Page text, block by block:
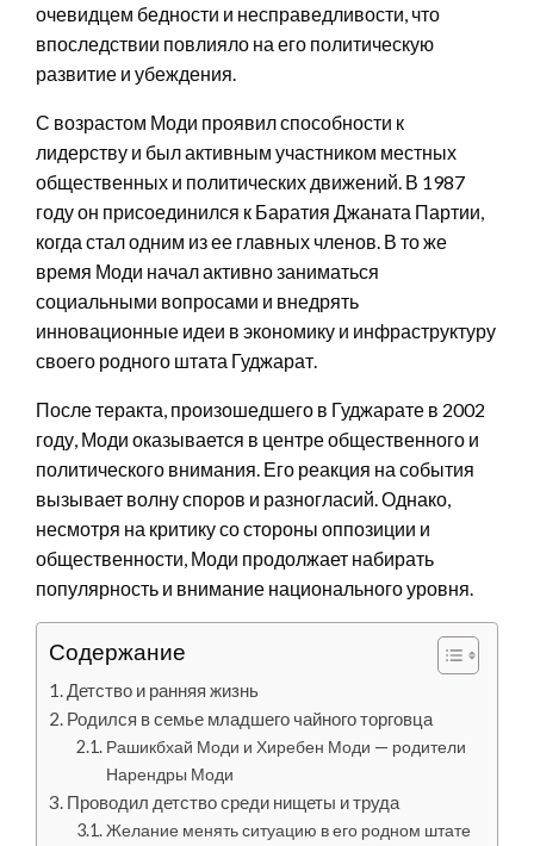
очевидцем бедности и несправедливости, что
впоследствии повлияло на его политическую
развитие и убеждения.
С возрастом Моди проявил способности к
лидерству и был активным участником местных
общественных и политических движений. В 1987
году он присоединился к Баратия Джаната Партии,
когда стал одним из ее главных членов. В то же
время Моди начал активно заниматься
социальными вопросами и внедрять
инновационные идеи в экономику и инфраструктуру
своего родного штата Гуджарат.
После теракта, произошедшего в Гуджарате в 2002
году, Моди оказывается в центре общественного и
политического внимания. Его реакция на события
вызывает волну споров и разногласий. Однако,
несмотря на критику со стороны оппозиции и
общественности, Моди продолжает набирать
популярность и внимание национального уровня.
Содержание
Детство и ранняя жизнь
Родился в семье младшего чайного торговца
Рашикбхай Моди и Хиребен Моди — родители
Нарендры Моди
Проводил детство среди нищеты и труда
Желание менять ситуацию в его родном штате